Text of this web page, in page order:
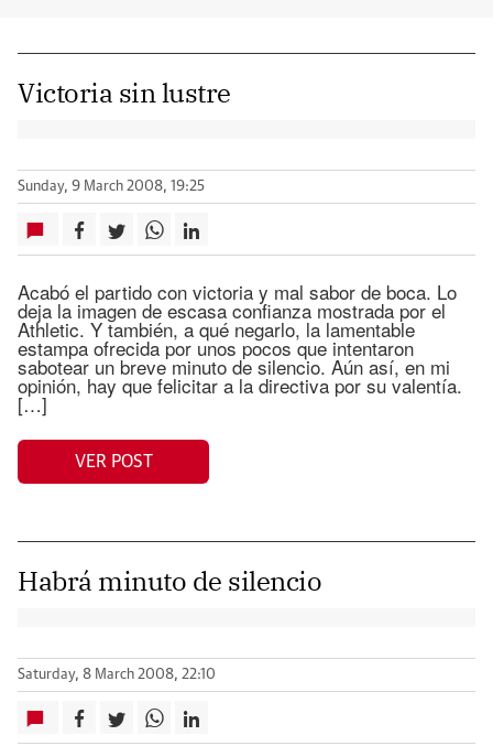
Victoria sin lustre
Sunday, 9 March 2008, 19:25
Acabó el partido con victoria y mal sabor de boca. Lo
deja la imagen de escasa confianza mostrada por el
Athletic. Y también, a qué negarlo, la lamentable
estampa ofrecida por unos pocos que intentaron
sabotear un breve minuto de silencio. Aún así, en mi
opinión, hay que felicitar a la directiva por su valentía.
[…]
VER POST
Habrá minuto de silencio
Saturday, 8 March 2008, 22:10